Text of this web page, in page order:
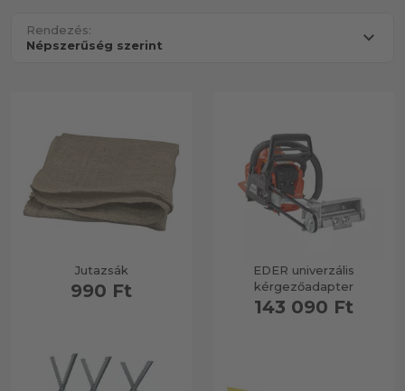
Fafaragó eszközök
Mobil fűrészüzem
Motorfűrész adapter
Faszobrászat (Carving)
Rendezés:
Jutazsák
990 Ft
EDER univerzális
kérgezőadapter
143 090 Ft